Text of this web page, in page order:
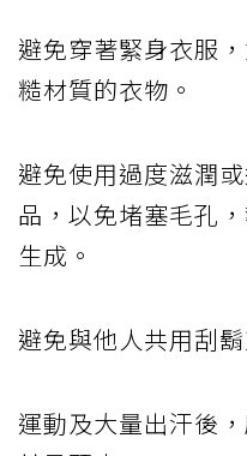
避免穿著緊身衣服
糙材質的衣物。
避免使用過度滋潤
品，以免堵塞毛孔
生成。
避免與他人共用刮
運動及大量出汗後